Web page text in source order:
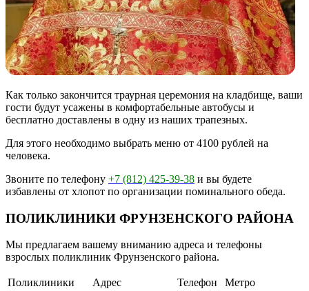
Как только закончится траурная церемония на кладбище, ваши
гости будут усажены в комфортабельные автобусы и
бесплатно доставлены в одну из наших трапезных.
Для этого необходимо выбрать меню от 4100 рублей на
человека.
Звоните по телефону +7 (812) 425-39-38 и вы будете
избавлены от хлопот по организации поминального обеда.
ПОЛИКЛИНИКИ ФРУНЗЕНСКОГО РАЙОНА
Мы предлагаем вашему вниманию адреса и телефоны
взрослых поликлиник Фрунзенского района.
Поликлиники Адрес Телефон
Метро